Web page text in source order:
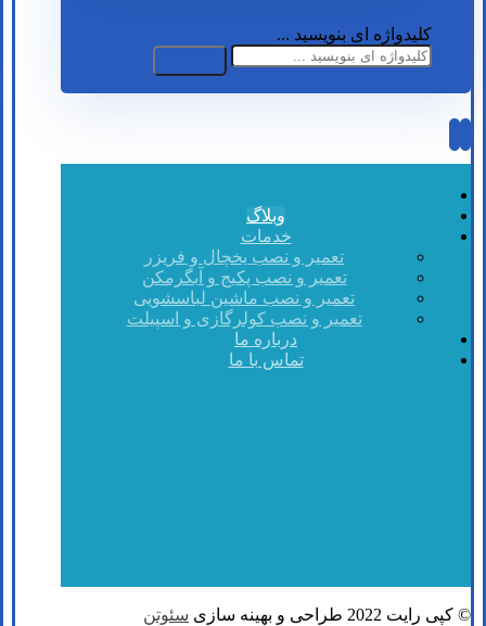
کلیدواژه ای بنویسید ...
وبلاگ
خدمات
تعمیر و نصب یخچال و فریزر
تعمیر و نصب پکیج و آبگرمکن
تعمیر و نصب ماشین لباسشویی
تعمیر و نصب کولرگازی و اسپیلت
درباره ما
تماس با ما
© کپی رایت 2022 طراحی و بهینه سازی سئوتن